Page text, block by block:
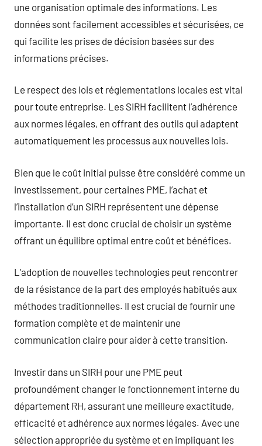
une organisation optimale des informations. Les
données sont facilement accessibles et sécurisées, ce
qui facilite les prises de décision basées sur des
informations précises.
Le respect des lois et réglementations locales est vital
pour toute entreprise. Les SIRH facilitent l’adhérence
aux normes légales, en offrant des outils qui adaptent
automatiquement les processus aux nouvelles lois.
Bien que le coût initial puisse être considéré comme un
investissement, pour certaines PME, l’achat et
l’installation d’un SIRH représentent une dépense
importante. Il est donc crucial de choisir un système
offrant un équilibre optimal entre coût et bénéfices.
L’adoption de nouvelles technologies peut rencontrer
de la résistance de la part des employés habitués aux
méthodes traditionnelles. Il est crucial de fournir une
formation complète et de maintenir une
communication claire pour aider à cette transition.
Investir dans un SIRH pour une PME peut
profoundément changer le fonctionnement interne du
département RH, assurant une meilleure exactitude,
efficacité et adhérence aux normes légales. Avec une
sélection appropriée du système et en impliquant les